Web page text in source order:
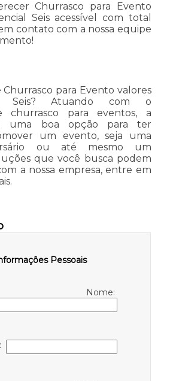
Churrasco para Evento
Seis acessível com total
contato com a nossa equipe
Churrasco para Evento valores
Seis? Atuando com o
churrasco para eventos, a
uma boa opção para ter
um evento, seja uma
ou até mesmo um
que você busca podem
a nossa empresa, entre em
Pessoais
Nome: